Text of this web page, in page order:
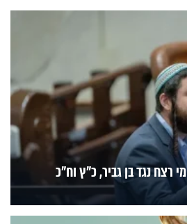
רצח נגד בן גביר, כ"ץ וח"כ